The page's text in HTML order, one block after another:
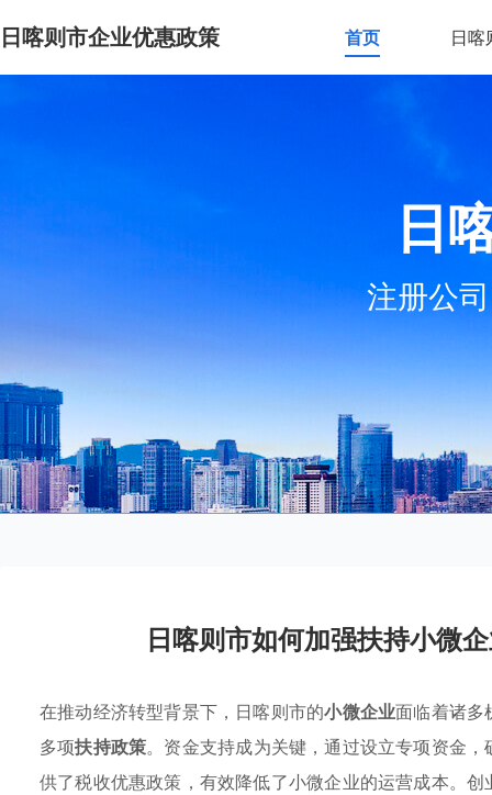
日喀则市企业优惠政策 首页 日喀
日
注册公
日喀则市如何加强扶持小微
在推动经济转型背景下，日喀则市的小微企业面临着诸多
多项扶持政策。资金支持成为关键，通过设立专项资金
供了税收优惠政策，有效降低了小微企业的运营成本。